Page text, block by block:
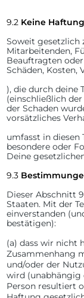
9.2 Keine
Soweit gesetzlich
Mitarbeitenden,
Beauftragten
Schäden, Kosten,
), die durch deine
(einschließlich
der Schaden
vorsätzliches
umfasst in diesen
besondere oder
Deine
9.3
Dieser Abschnitt
Staaten. Mit der
einverstanden
bestätigen):
(a) dass wir nicht
Zusammenhang
und/oder der
wird (unabhängig
Person resultiert